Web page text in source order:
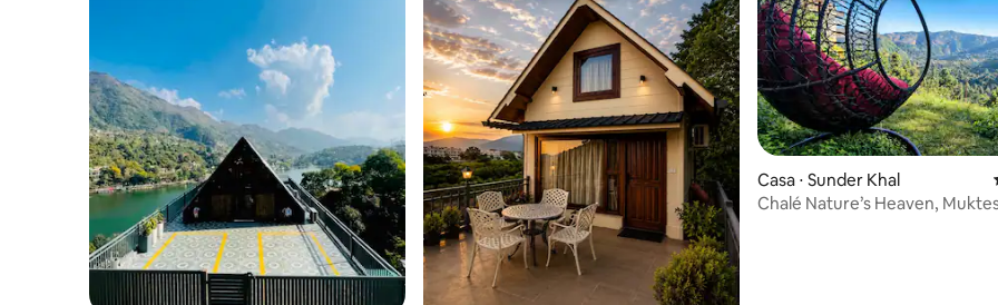
Casa ⋅ Sunder Khal
Chalé Nature’s Heaven,